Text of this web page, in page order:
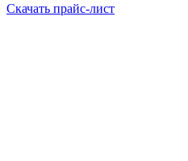
Скачать прайс-лист